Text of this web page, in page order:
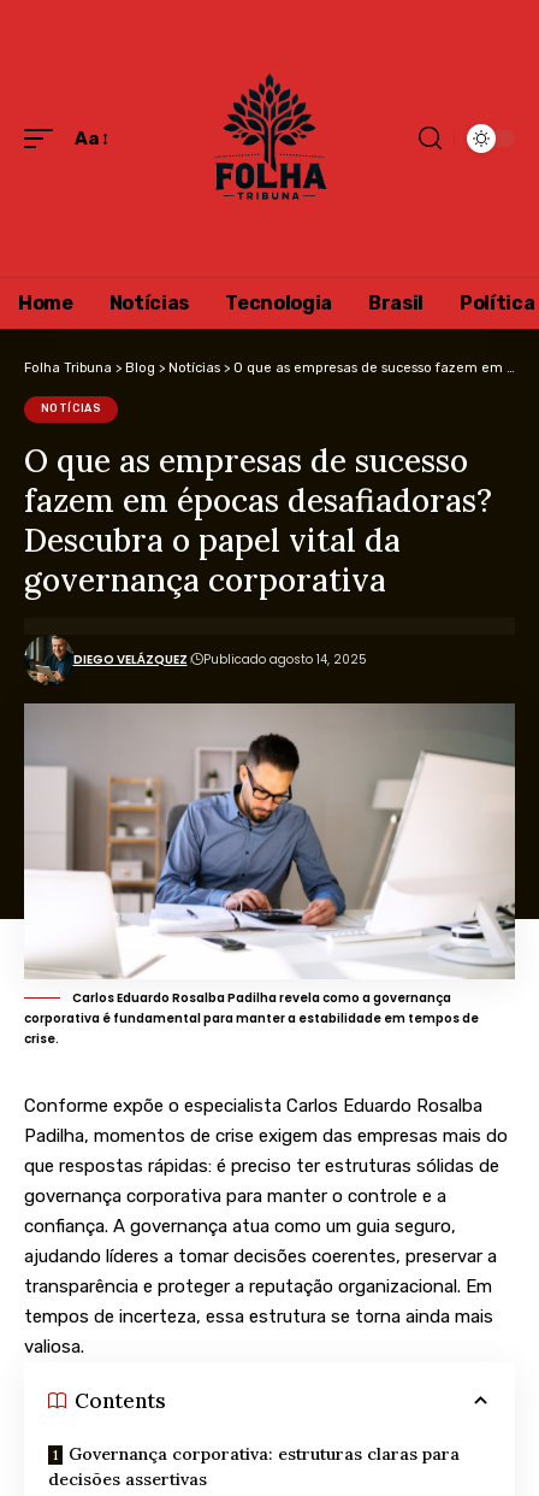
Aa
Home Notícias Tecnologia Brasil Política
Folha Tribuna > Blog > Notícias > O que as empresas de sucesso fazem em épocas desafiadoras? Descubra o papel vital da governança corporativa
NOTÍCIAS
O que as empresas de sucesso
fazem em épocas desafiadoras?
Descubra o papel vital da
governança corporativa
DIEGO VELÁZQUEZ Publicado agosto 14, 2025
Carlos Eduardo Rosalba Padilha revela como a governança
corporativa é fundamental para manter a estabilidade em tempos de
crise.
Conforme expõe o especialista Carlos Eduardo Rosalba
Padilha, momentos de crise exigem das empresas mais do
que respostas rápidas: é preciso ter estruturas sólidas de
governança corporativa para manter o controle e a
confiança. A governança atua como um guia seguro,
ajudando líderes a tomar decisões coerentes, preservar a
transparência e proteger a reputação organizacional. Em
tempos de incerteza, essa estrutura se torna ainda mais
valiosa.
Contents
Governança corporativa: estruturas claras para
decisões assertivas